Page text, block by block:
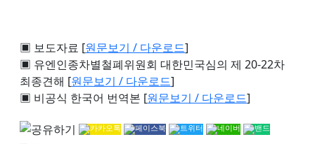
▣ 보도자료 [원문보기 / 다운로드]
▣ 유엔인종차별철폐위원회 대한민국심의 제 20-22차
최종견해 [원문보기 / 다운로드]
▣ 비공식 한국어 번역본 [원문보기 / 다운로드]